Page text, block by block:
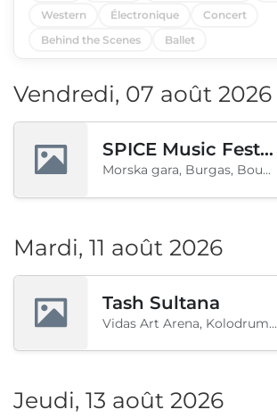
Western
Électronique
Concert
Behind the Scenes
Ballet
Vendredi, 07 août 2026
SPICE Music Festival 2026
Morska gara, Burgas, Bourgas, BG
Mardi, 11 août 2026
Tash Sultana
Vidas Art Arena, Kolodrum, Borisova gradina, Sofia, BG
Jeudi, 13 août 2026